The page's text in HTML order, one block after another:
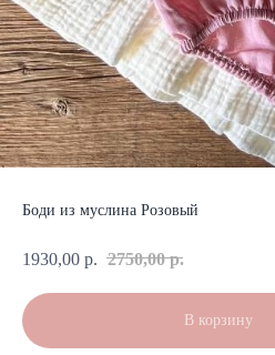
Боди из муслина Розовый
1930,00 р. 2750,00 р.
В корзину